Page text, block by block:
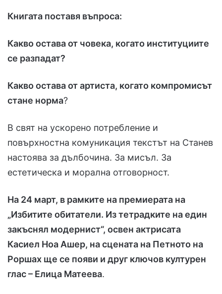
Книгата поставя въпроса:
Какво остава от човека, когато институциите
се разпадат?
Какво остава от артиста, когато компромисът
стане норма?
В свят на ускорено потребление и
повърхностна комуникация текстът на Станев
настоява за дълбочина. За мисъл. За
естетическа и морална отговорност.
На 24 март, в рамките на премиерата на
„Избитите обитатели. Из тетрадките на един
закъснял модернист“, освен актрисата
Касиел Ноа Ашер, на сцената на Петното на
Роршах ще се появи и друг ключов културен
глас – Елица Матеeва.